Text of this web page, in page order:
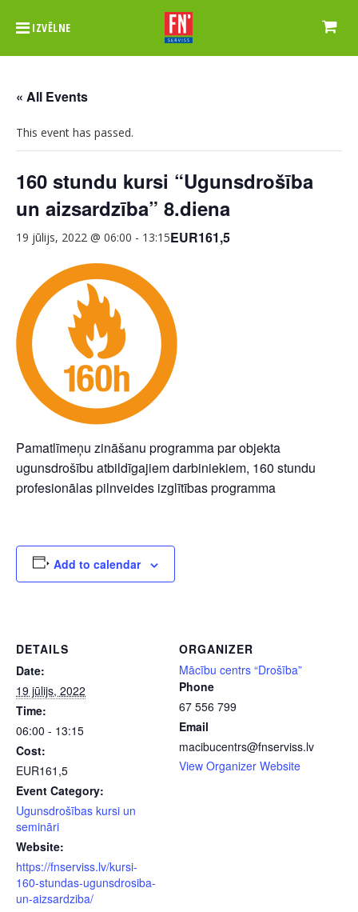
IZVĒLNE
« All Events
This event has passed.
160 stundu kursi “Ugunsdrošība
un aizsardzība” 8.diena
19 jūlijs, 2022 @ 06:00 - 13:15EUR161,5
Pamatlīmeņu zināšanu programma par objekta
ugunsdrošību atbildīgajiem darbiniekiem, 160 stundu
profesionālas pilnveides izglītības programma
Add to calendar
DETAILS
Date:
19 jūlijs, 2022
Time:
06:00 - 13:15
Cost:
EUR161,5
Event Category:
Ugunsdrošības kursi un
semināri
Website:
https://fnserviss.lv/kursi-
160-stundas-ugunsdrosiba-
un-aizsardziba/
ORGANIZER
Mācību centrs “Drošība”
Phone
67 556 799
Email
macibucentrs@fnserviss.lv
View Organizer Website